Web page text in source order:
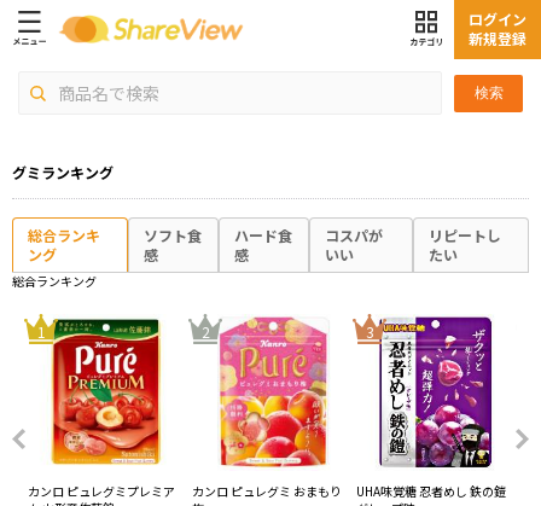
検索
ログイン
新規登録
グミランキング
総合ランキ
ング
ソフト食
感
ハード食
感
コスパが
いい
リピートし
たい
総合ランキング
1
カンロ ピュレグミプレミア
2
カンロ ピュレグミ おまもり
3
UHA味覚糖 忍者めし 鉄の鎧